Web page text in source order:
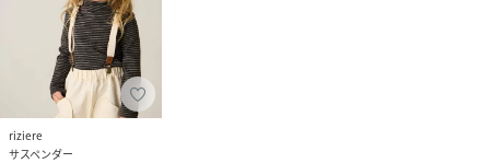
riziere
サスペンダー